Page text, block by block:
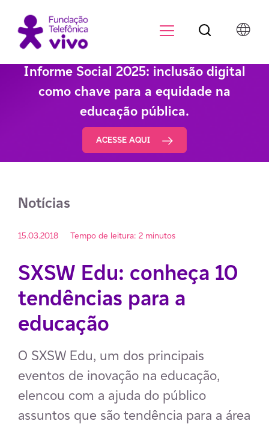
Informe Social 2025: inclusão digital
como chave para a equidade na
educação pública.
ACESSE AQUI
Notícias
15.03.2018 Tempo de leitura: 2 minutos
SXSW Edu: conheça 10
tendências para a
educação
O SXSW Edu, um dos principais
eventos de inovação na educação,
elencou com a ajuda do público
assuntos que são tendência para a área
Botão de